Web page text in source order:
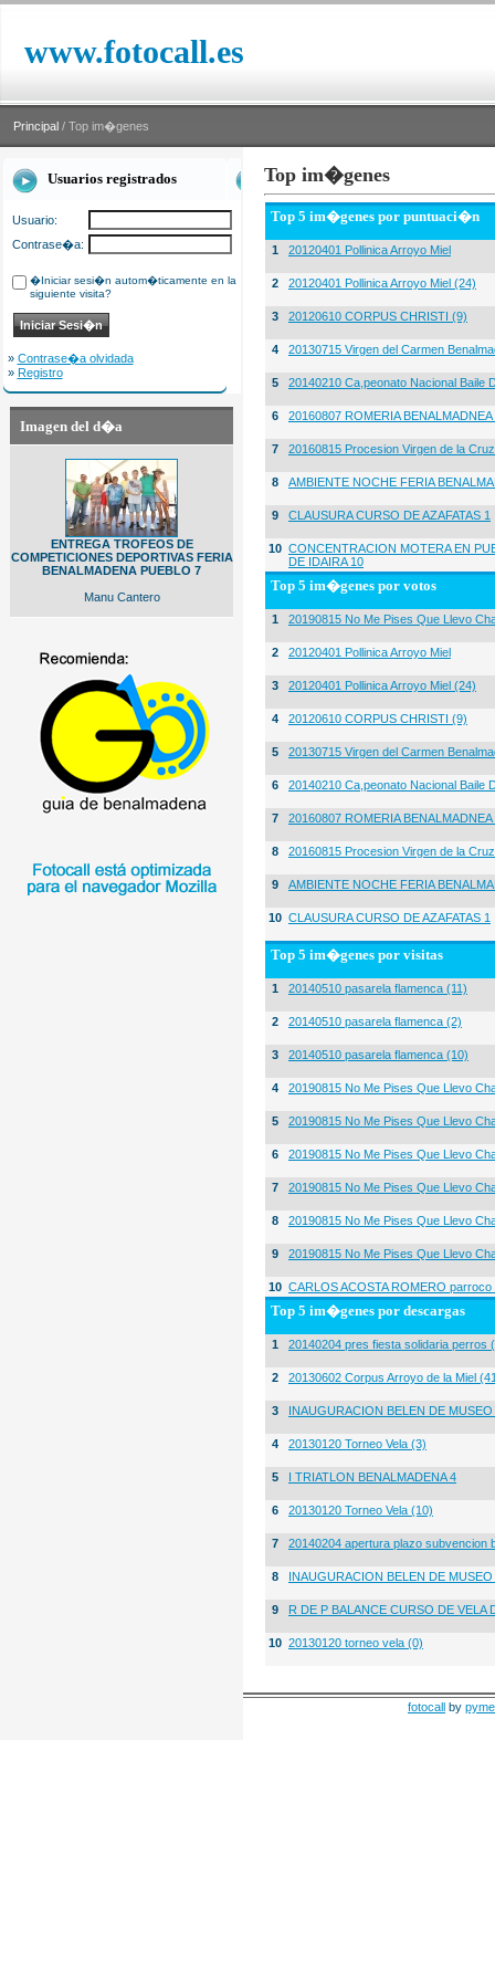
www.fotocall.es
Principal / Top im�genes
Usuarios registrados
Usuario:
Contrase�a:
�Iniciar sesi�n autom�ticamente en la
siguiente visita?
» Contrase�a olvidada
» Registro
Imagen del d�a
ENTREGA TROFEOS DE
COMPETICIONES DEPORTIVAS FERIA
BENALMADENA PUEBLO 7
Manu Cantero
Top im�genes
Top 5 im�genes por puntuaci�n
1 20120401 Pollinica Arroyo Miel
2 20120401 Pollinica Arroyo Miel (24)
3 20120610 CORPUS CHRISTI (9)
4 20130715 Virgen del Carmen
5 20140210 Ca,peonato Nacional Baile
6 20160807 ROMERIA
7 20160815 Procesion Virgen de la
8 AMBIENTE NOCHE FERIA
9 CLAUSURA CURSO DE AZAFATAS 1
10 CONCENTRACION MOTERA EN
DE IDAIRA 10
Top 5 im�genes por votos
1 20190815 No Me Pises Que Llevo
2 20120401 Pollinica Arroyo Miel
3 20120401 Pollinica Arroyo Miel (24)
4 20120610 CORPUS CHRISTI (9)
5 20130715 Virgen del Carmen
6 20140210 Ca,peonato Nacional Baile
7 20160807 ROMERIA
8 20160815 Procesion Virgen de la
9 AMBIENTE NOCHE FERIA
10 CLAUSURA CURSO DE AZAFATAS 1
Top 5 im�genes por visitas
1 20140510 pasarela flamenca (11)
2 20140510 pasarela flamenca (2)
3 20140510 pasarela flamenca (10)
4 20190815 No Me Pises Que Llevo
5 20190815 No Me Pises Que Llevo
6 20190815 No Me Pises Que Llevo
7 20190815 No Me Pises Que Llevo
8 20190815 No Me Pises Que Llevo
9 20190815 No Me Pises Que Llevo
10 CARLOS ACOSTA ROMERO
Top 5 im�genes por descargas
1 20140204 pres fiesta solidaria perros
2 20130602 Corpus Arroyo de la Miel
3 INAUGURACION BELEN DE
4 20130120 Torneo Vela (3)
5 I TRIATLON BENALMADENA 4
6 20130120 Torneo Vela (10)
7 20140204 apertura plazo subvencion
8 INAUGURACION BELEN DE
9 R DE P BALANCE CURSO DE VELA
10 20130120 torneo vela (0)
fotocall by